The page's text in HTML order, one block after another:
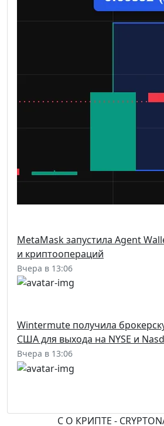
MetaMask запустила Agent
и криптоопераций
Вчера в 13:06
Wintermute получила
США для выхода на NYSE и
Вчера в 13:06
С О КРИПТЕ -